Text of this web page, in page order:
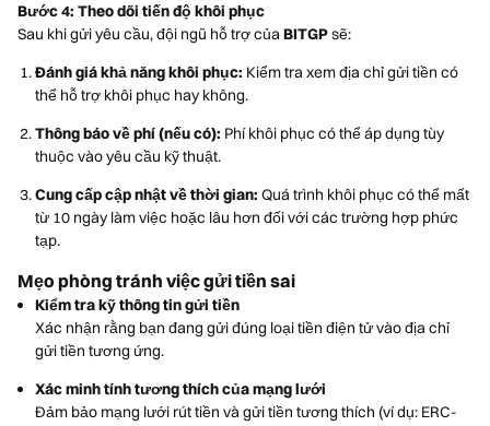
Bước 4: Theo dõi tiến độ khôi phục
Sau khi gửi yêu cầu, đội ngũ hỗ trợ của BITGPsẽ:
Đánh giá khả năng khôi phục: Kiểm tra xem địa chỉ gửi tiền có
thể hỗ trợ khôi phục hay không.
Thông báo về phí (nếu có): Phí khôi phục có thể áp dụng tùy
thuộc vào yêu cầu kỹ thuật.
Cung cấp cập nhật về thời gian: Quá trình khôi phục có thể mất
từ 10 ngày làm việc hoặc lâu hơn đối với các trường hợp phức
tạp.
Mẹo phòng tránh việc gửi tiền sai
Kiểm tra kỹ thông tin gửi tiền
Xác nhận rằng bạn đang gửi đúng loại tiền điện tử vào địa chỉ
gửi tiền tương ứng.
Xác minh tính tương thích của mạng lưới
Đảm bảo mạng lưới rút tiền và gửi tiền tương thích (ví dụ: ERC-